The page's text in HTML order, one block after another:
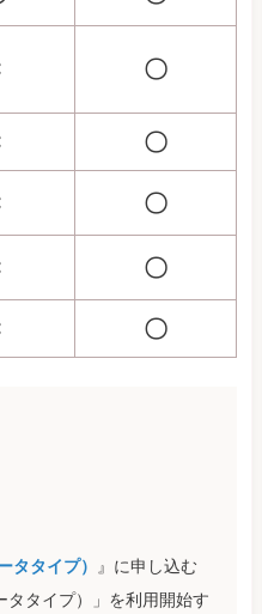
〇
〇
〇
〇
〇
タタイプ）
』に申し込む
タタイプ）」を利用開始す